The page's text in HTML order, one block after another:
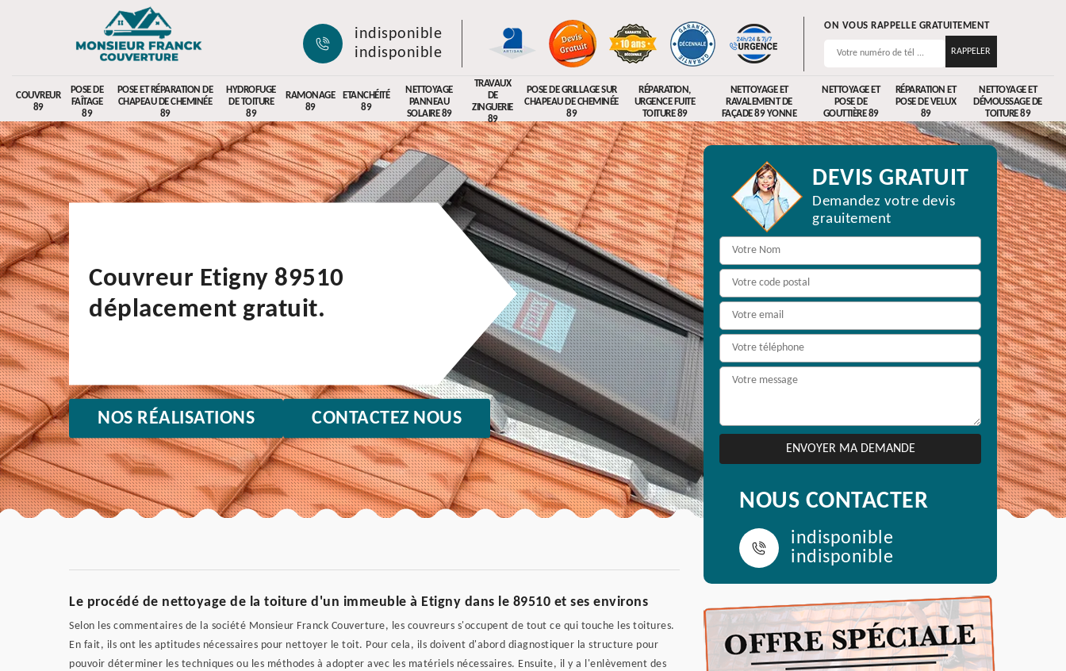
indisponible
indisponible
ON VOUS RAPPELLE GRATUITEMENT
COUVREUR
89
POSE DE
FAÎTAGE
89
POSE ET RÉPARATION DE
CHAPEAU DE CHEMINÉE
89
HYDROFUGE
DE TOITURE
89
RAMONAGE
89
ETANCHÉITÉ
89
NETTOYAGE
PANNEAU
SOLAIRE 89
TRAVAUX
DE
ZINGUERIE
89
POSE DE GRILLAGE SUR
CHAPEAU DE CHEMINÉE
89
RÉPARATION,
URGENCE FUITE
TOITURE 89
NETTOYAGE ET
RAVALEMENT DE
FAÇADE 89 YONNE
NETTOYAGE ET
POSE DE
GOUTTIÈRE 89
RÉPARATION ET
POSE DE VELUX
89
NETTOYAGE ET
DÉMOUSSAGE DE
TOITURE 89
Couvreur Etigny 89510
déplacement gratuit.
NOS RÉALISATIONS CONTACTEZ NOUS
Le procédé de nettoyage de la toiture d'un immeuble à Etigny dans le 89510 et ses environs
Selon les commentaires de la société Monsieur Franck Couverture, les couvreurs s'occupent de tout ce qui touche les toitures.
En fait, ils ont les aptitudes nécessaires pour nettoyer le toit. Pour cela, ils doivent d'abord diagnostiquer la structure pour
pouvoir déterminer les techniques ou les méthodes à adopter avec les matériels nécessaires. Ensuite, il y a l'enlèvement des
DEVIS GRATUIT
Demandez votre devis
grauitement
NOUS CONTACTER
indisponible
indisponible